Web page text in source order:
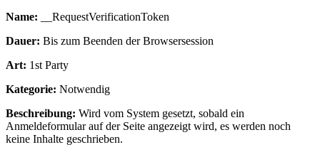
Name: __RequestVerificationToken
Dauer: Bis zum Beenden der Browsersession
Art: 1st Party
Kategorie: Notwendig
Beschreibung: Wird vom System gesetzt, sobald ein
Anmeldeformular auf der Seite angezeigt wird, es werden noch
keine Inhalte geschrieben.